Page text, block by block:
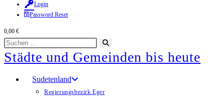
Inhalt
springen
Login
Password Reset
0,00 €
Diese
Website
durchsuchen
starten
Städte und Gemeinden bis heute
Sudetenland
Regierungsbezirk Eger